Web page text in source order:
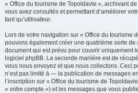
« Office du tourisme de Topoldavie », archivant
vous avez consultés et permettant d’améliorer
tant qu’utilisateur.
Lors de votre navigation sur « Office du tourisme
pouvons également créer une quatrième sorte de
document qui est prévu pour couvrir uniquement
logiciel phpBB. La seconde manière est de
vous nous envoyez et que nous collectons. Ceci
n’est pas limité à — la publication de messages
l’inscription sur « Office du tourisme de
« votre compte ») et les messages que vous